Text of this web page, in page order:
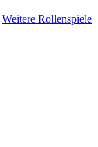
Weitere Rollenspiele